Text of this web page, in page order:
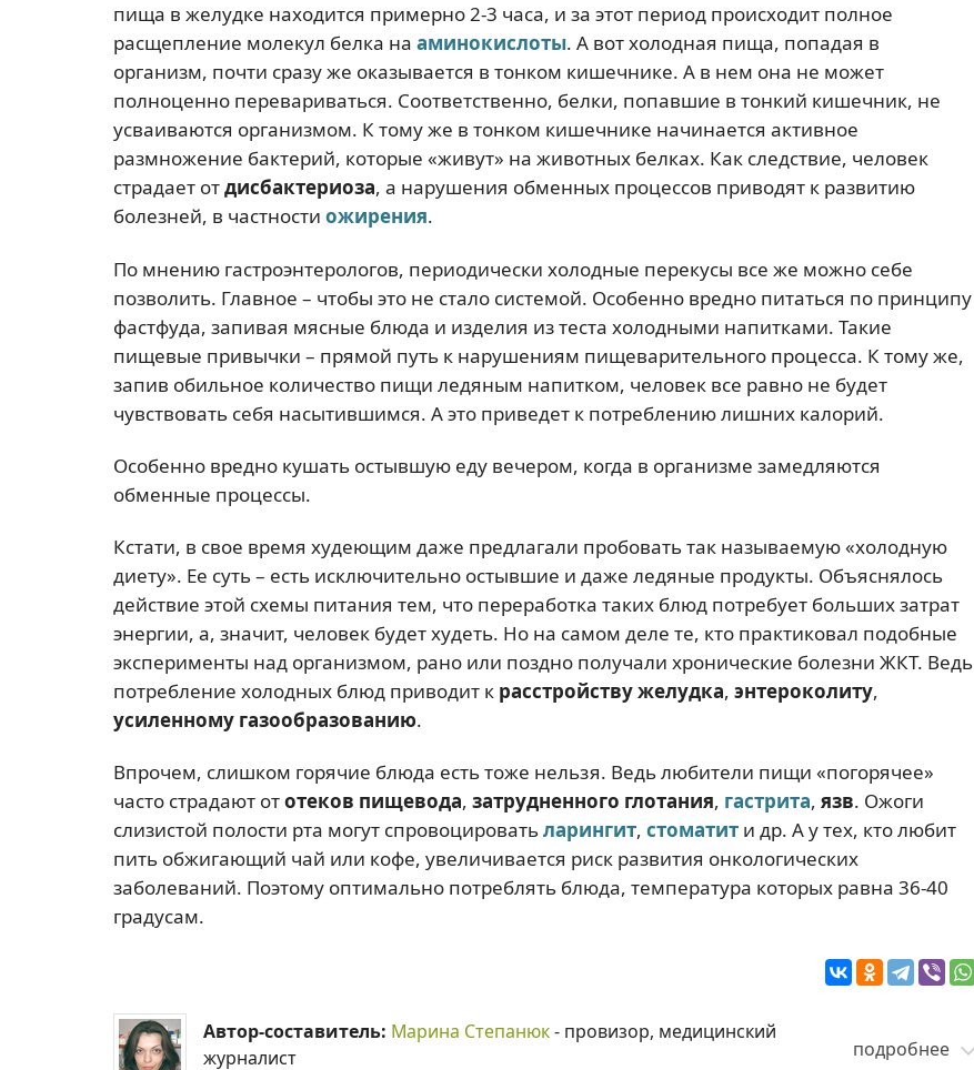
пища в желудке находится примерно 2-3 часа, и за этот период происходит полное
расщепление молекул белка на аминокислоты. А вот холодная пища, попадая в
организм, почти сразу же оказывается в тонком кишечнике. А в нем она не может
полноценно перевариваться. Соответственно, белки, попавшие в тонкий кишечник, не
усваиваются организмом. К тому же в тонком кишечнике начинается активное
размножение бактерий, которые «живут» на животных белках. Как следствие, человек
страдает отдисбактериоза, а нарушения обменных процессов приводят к развитию
болезней, в частности ожирения.
По мнению гастроэнтерологов, периодически холодные перекусы все же можно себе
позволить. Главное – чтобы это не стало системой. Особенно вредно питаться по принципу
фастфуда, запивая мясные блюда и изделия из теста холодными напитками. Такие
пищевые привычки – прямой путь к нарушениям пищеварительного процесса. К тому же,
запив обильное количество пищи ледяным напитком, человек все равно не будет
чувствовать себя насытившимся. А это приведет к потреблению лишних калорий.
Особенно вредно кушать остывшую еду вечером, когда в организме замедляются
обменные процессы.
Кстати, в свое время худеющим даже предлагали пробовать так называемую «холодную
диету». Ее суть – есть исключительно остывшие и даже ледяные продукты. Объяснялось
действие этой схемы питания тем, что переработка таких блюд потребует больших затрат
энергии, а, значит, человек будет худеть. Но на самом деле те, кто практиковал подобные
эксперименты над организмом, рано или поздно получали хронические болезни ЖКТ. Ведь
потребление холодных блюд приводит к расстройству желудка, энтероколиту,
усиленному газообразованию.
Впрочем, слишком горячие блюда есть тоже нельзя. Ведь любители пищи «погорячее»
часто страдают ототеков пищевода, затрудненного глотания, гастрита, язв. Ожоги
слизистой полости рта могут спровоцироватьларингит, стоматит и др. А у тех, кто любит
пить обжигающий чай или кофе, увеличивается риск развития онкологических
заболеваний. Поэтому оптимально потреблять блюда, температура которых равна 36-40
градусам.
Автор-составитель: Марина Степанюк- провизор, медицинский
журналист
подробнее